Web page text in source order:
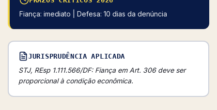
Fiança: imediato | Defesa: 10 dias da denúncia
JURISPRUDÊNCIA APLICADA
STJ, REsp 1.111.566/DF: Fiança em Art. 306 deve ser
proporcional à condição econômica.